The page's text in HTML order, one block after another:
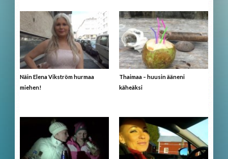
Näin Elena Vikström hurmaa
miehen!
Thaimaa – huusin ääneni
käheäksi